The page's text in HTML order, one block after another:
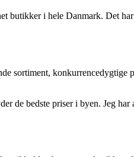
butikker i hele Danmark. Det
sortiment, konkurrencedygtige
de bedste priser i byen. Jeg har